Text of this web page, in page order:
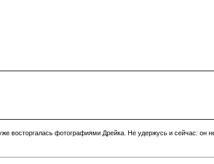
восторгалась фотографиями Дрейка. Не удержусь и сейчас: он